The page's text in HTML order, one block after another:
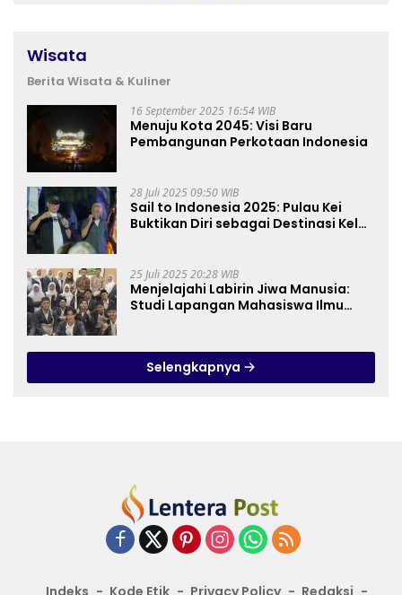
Wisata
Berita Wisata & Kuliner
16 September 2025 16:54 WIB
Menuju Kota 2045: Visi Baru
Pembangunan Perkotaan Indonesia
28 Juli 2025 09:50 WIB
Sail to Indonesia 2025: Pulau Kei
Buktikan Diri sebagai Destinasi Kelas
25 Juli 2025 20:28 WIB
Menjelajahi Labirin Jiwa Manusia:
Studi Lapangan Mahasiswa Ilmu
Selengkapnya